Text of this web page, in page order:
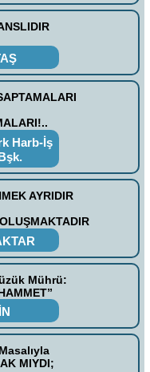
Harb-İş
AYRIDIR
Mührü:
MIYDI;